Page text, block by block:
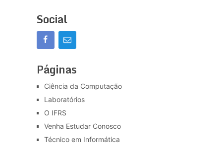
Social
Páginas
Ciência da Computação
Laboratórios
O IFRS
Venha Estudar Conosco
Técnico em Informática